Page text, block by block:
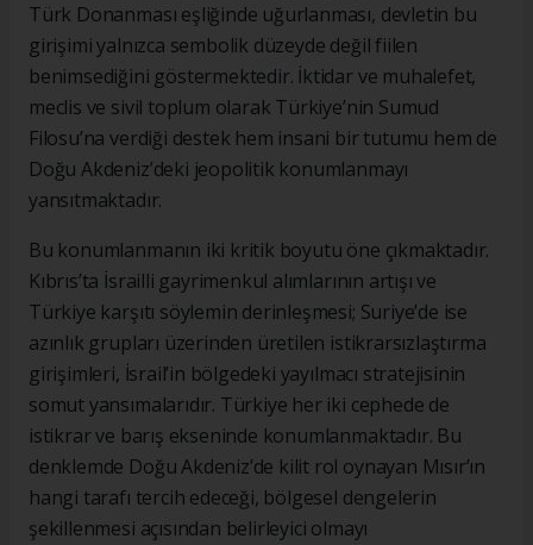
Türk Donanması eşliğinde uğurlanması, devletin bu
girişimi yalnızca sembolik düzeyde değil fiilen
benimsediğini göstermektedir. İktidar ve muhalefet,
meclis ve sivil toplum olarak Türkiye’nin Sumud
Filosu’na verdiği destek hem insani bir tutumu hem de
Doğu Akdeniz’deki jeopolitik konumlanmayı
yansıtmaktadır.
Bu konumlanmanın iki kritik boyutu öne çıkmaktadır.
Kıbrıs’ta İsrailli gayrimenkul alımlarının artışı ve
Türkiye karşıtı söylemin derinleşmesi; Suriye’de ise
azınlık grupları üzerinden üretilen istikrarsızlaştırma
girişimleri, İsrail’in bölgedeki yayılmacı stratejisinin
somut yansımalarıdır. Türkiye her iki cephede de
istikrar ve barış ekseninde konumlanmaktadır. Bu
denklemde Doğu Akdeniz’de kilit rol oynayan Mısır’ın
hangi tarafı tercih edeceği, bölgesel dengelerin
şekillenmesi açısından belirleyici olmayı